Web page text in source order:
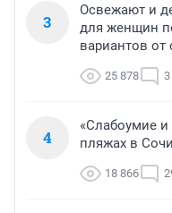
3
Освежают и
для женщин
вариантов от
25 878 3
4
«Слабоумие и
пляжах в
18 866